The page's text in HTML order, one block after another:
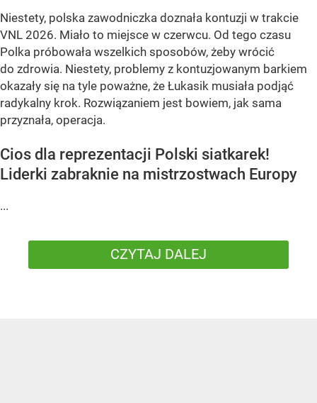
Niestety, polska zawodniczka doznała kontuzji w trakcie
VNL 2026. Miało to miejsce w czerwcu. Od tego czasu
Polka próbowała wszelkich sposobów, żeby wrócić
do zdrowia. Niestety, problemy z kontuzjowanym barkiem
okazały się na tyle poważne, że Łukasik musiała podjąć
radykalny krok. Rozwiązaniem jest bowiem, jak sama
przyznała, operacja.
Cios dla reprezentacji Polski siatkarek!
Liderki zabraknie na mistrzostwach Europy
...
CZYTAJ DALEJ